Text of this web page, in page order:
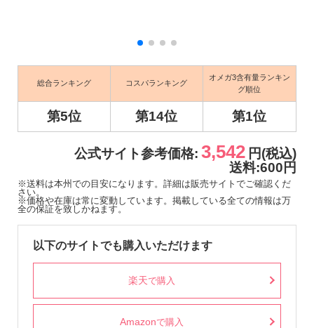
総合ランキング コスパランキング
オメガ3含有量ランキン
グ順位
第5位 第14位 第1位
公式サイト参考価格: 3,542 円(税込)
送料:600円
※送料は本州での目安になります。詳細は販売サイトでご確認くだ
さい。
※価格や在庫は常に変動しています。掲載している全ての情報は万
全の保証を致しかねます。
以下のサイトでも購入いただけます
楽天で購入
Amazonで購入